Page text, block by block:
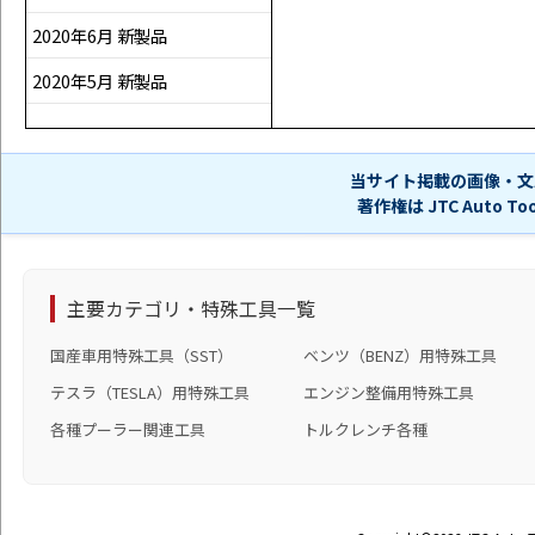
2020年6月 新製品
2020年5月 新製品
当サイト掲載の画像・
著作権は JTC Auto
主要カテゴリ・特殊工具一覧
国産車用特殊工具（SST）
ベンツ（BENZ）用特殊工具
テスラ（TESLA）用特殊工具
エンジン整備用特殊工具
各種プーラー関連工具
トルクレンチ各種